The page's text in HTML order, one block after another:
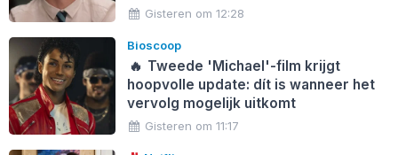
Gisteren om 12:28
Bioscoop
🔥 Tweede 'Michael'-film krijgt
hoopvolle update: dít is wanneer het
vervolg mogelijk uitkomt
Gisteren om 11:17